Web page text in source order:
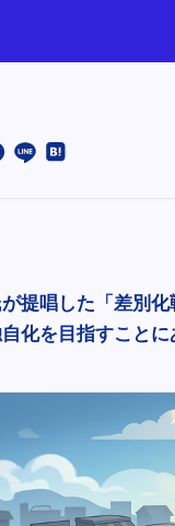
が提唱した「差別
化を目指すことに